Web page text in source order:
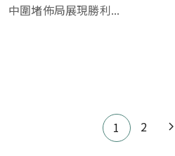
中圍堵佈局展現勝利...
1 2